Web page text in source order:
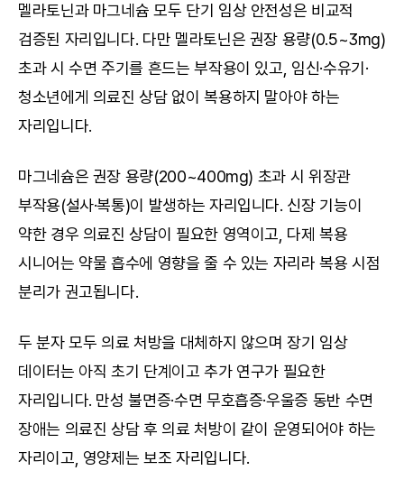
멜라토닌과 마그네슘 모두 단기 임상 안전성은 비교적
검증된 자리입니다. 다만 멜라토닌은 권장 용량(0.5~3mg)
초과 시 수면 주기를 흔드는 부작용이 있고, 임신·수유기·
청소년에게 의료진 상담 없이 복용하지 말아야 하는
자리입니다.
마그네슘은 권장 용량(200~400mg) 초과 시 위장관
부작용(설사·복통)이 발생하는 자리입니다. 신장 기능이
약한 경우 의료진 상담이 필요한 영역이고, 다제 복용
시니어는 약물 흡수에 영향을 줄 수 있는 자리라 복용 시점
분리가 권고됩니다.
두 분자 모두 의료 처방을 대체하지 않으며 장기 임상
데이터는 아직 초기 단계이고 추가 연구가 필요한
자리입니다. 만성 불면증·수면 무호흡증·우울증 동반 수면
장애는 의료진 상담 후 의료 처방이 같이 운영되어야 하는
자리이고, 영양제는 보조 자리입니다.